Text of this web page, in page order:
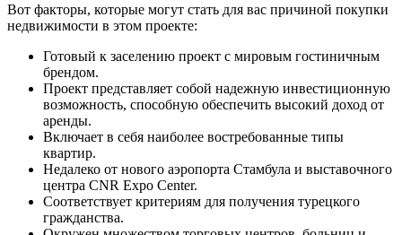
Вот факторы, которые могут стать для вас причиной покупки
недвижимости в этом проекте:
Готовый к заселению проект с мировым гостиничным
брендом.
Проект представляет собой надежную инвестиционную
возможность, способную обеспечить высокий доход от
аренды.
Включает в себя наиболее востребованные типы
квартир.
Недалеко от нового аэропорта Стамбула и выставочного
центра CNR Expo Center.
Соответствует критериям для получения турецкого
гражданства.